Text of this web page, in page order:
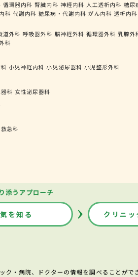
循環器内科 腎臓内科 神経内科 人工透析内科 糖尿
科 代謝内科 糖尿病・代謝内科 がん内科 透析内科
道外科 呼吸器外科 脳神経外科 循環器外科 乳腺外
科
小児神経内科 小児泌尿器科 小児整形外科
科 女性泌尿器科
救急科
添うアプローチ
を知る クリニッ
・病院、ドクターの情報を調べることがで